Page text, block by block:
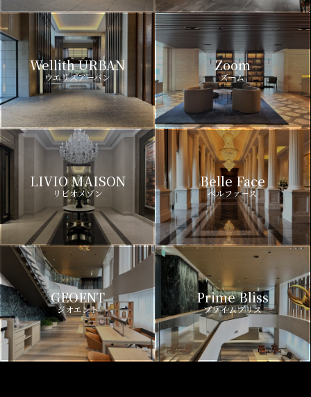
Wellith URBAN
ウエリスアーバン
Zoom
ズーム
LIVIO MAISON
リビオメゾン
Belle Face
ベルファース
GEOENT
ジオエント
Prime Bliss
プライムブリス